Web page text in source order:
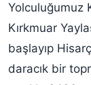
Yolculuğumuz
Kırkmuar
başlayıp
daracık bir